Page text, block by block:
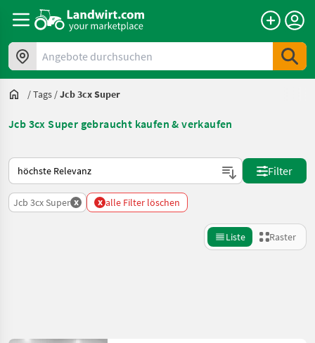
Angebote durchsuchen
/Tags /Jcb 3cx Super
Jcb 3cx Super gebraucht kaufen & verkaufen
So wird auf Landwirt.com sortiert
Filter
Jcb 3cx Super x x alle Filter löschen
Liste Raster